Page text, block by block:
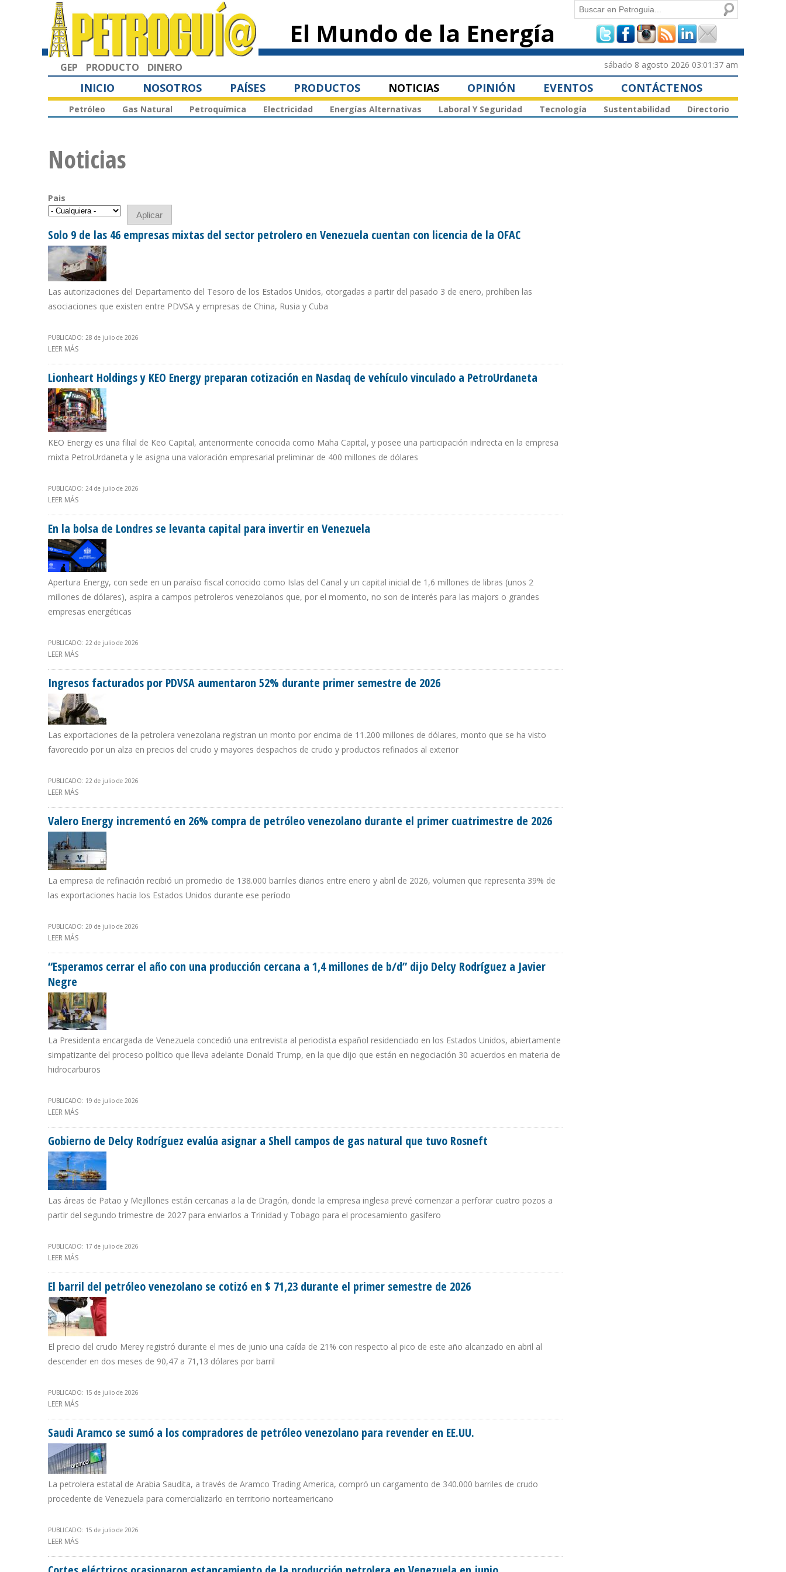
principal
El Mundo de la Energía
Formulario de
búsqueda
Buscar
GEP PRODUCTO DINERO sábado 8 agosto 2026 03:01:37 am
INICIO NOSOTROS PAÍSES PRODUCTOS NOTICIAS OPINIÓN EVENTOS CONTÁCTENOS
Petróleo Gas Natural Petroquímica Electricidad Energías Alternativas Laboral Y Seguridad Tecnología Sustentabilidad Directorio
Noticias
Pais
Solo 9 de las 46 empresas mixtas del sector petrolero en Venezuela cuentan con licencia de la OFAC
Las autorizaciones del Departamento del Tesoro de los Estados Unidos, otorgadas a partir del pasado 3 de enero, prohíben las
asociaciones que existen entre PDVSA y empresas de China, Rusia y Cuba
PUBLICADO: 28 de julio de 2026
LEER MÁS
Lionheart Holdings y KEO Energy preparan cotización en Nasdaq de vehículo vinculado a PetroUrdaneta
KEO Energy es una filial de Keo Capital, anteriormente conocida como Maha Capital, y posee una participación indirecta en la empresa
mixta PetroUrdaneta y le asigna una valoración empresarial preliminar de 400 millones de dólares
PUBLICADO: 24 de julio de 2026
LEER MÁS
En la bolsa de Londres se levanta capital para invertir en Venezuela
Apertura Energy, con sede en un paraíso fiscal conocido como Islas del Canal y un capital inicial de 1,6 millones de libras (unos 2
millones de dólares), aspira a campos petroleros venezolanos que, por el momento, no son de interés para las majors o grandes
empresas energéticas
PUBLICADO: 22 de julio de 2026
LEER MÁS
Ingresos facturados por PDVSA aumentaron 52% durante primer semestre de 2026
Las exportaciones de la petrolera venezolana registran un monto por encima de 11.200 millones de dólares, monto que se ha visto
favorecido por un alza en precios del crudo y mayores despachos de crudo y productos refinados al exterior
PUBLICADO: 22 de julio de 2026
LEER MÁS
Valero Energy incrementó en 26% compra de petróleo venezolano durante el primer cuatrimestre de 2026
La empresa de refinación recibió un promedio de 138.000 barriles diarios entre enero y abril de 2026, volumen que representa 39% de
las exportaciones hacia los Estados Unidos durante ese período
PUBLICADO: 20 de julio de 2026
LEER MÁS
“Esperamos cerrar el año con una producción cercana a 1,4 millones de b/d” dijo Delcy Rodríguez a Javier
Negre
La Presidenta encargada de Venezuela concedió una entrevista al periodista español residenciado en los Estados Unidos, abiertamente
simpatizante del proceso político que lleva adelante Donald Trump, en la que dijo que están en negociación 30 acuerdos en materia de
hidrocarburos
PUBLICADO: 19 de julio de 2026
LEER MÁS
Gobierno de Delcy Rodríguez evalúa asignar a Shell campos de gas natural que tuvo Rosneft
Las áreas de Patao y Mejillones están cercanas a la de Dragón, donde la empresa inglesa prevé comenzar a perforar cuatro pozos a
partir del segundo trimestre de 2027 para enviarlos a Trinidad y Tobago para el procesamiento gasífero
PUBLICADO: 17 de julio de 2026
LEER MÁS
El barril del petróleo venezolano se cotizó en $ 71,23 durante el primer semestre de 2026
El precio del crudo Merey registró durante el mes de junio una caída de 21% con respecto al pico de este año alcanzado en abril al
descender en dos meses de 90,47 a 71,13 dólares por barril
PUBLICADO: 15 de julio de 2026
LEER MÁS
Saudi Aramco se sumó a los compradores de petróleo venezolano para revender en EE.UU.
La petrolera estatal de Arabia Saudita, a través de Aramco Trading America, compró un cargamento de 340.000 barriles de crudo
procedente de Venezuela para comercializarlo en territorio norteamericano
PUBLICADO: 15 de julio de 2026
LEER MÁS